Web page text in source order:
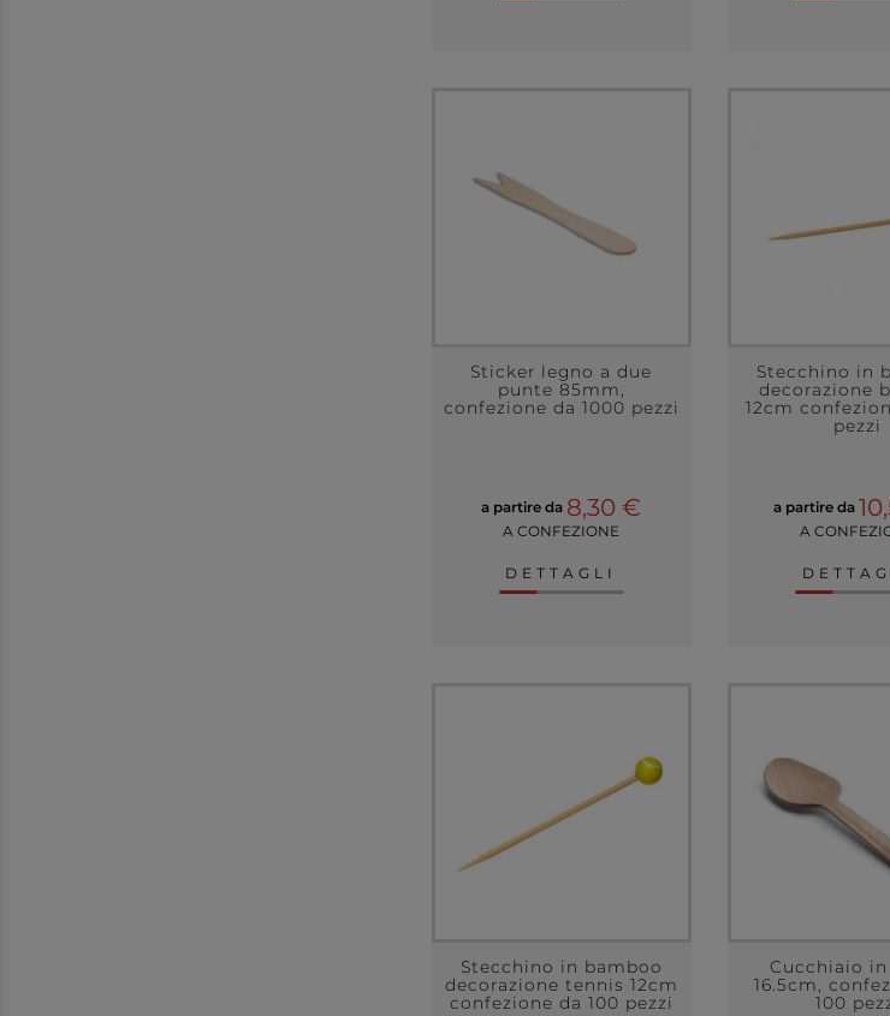
Sticker legno a due
punte 85mm,
confezione da 1000 pezzi
a partire da 8,30 €
A CONFEZIONE
DETTAGLI
Stecchino in
decorazione
12cm
pezzi
a partire da
A
Stecchino in bamboo
decorazione tennis 12cm
confezione da 100 pezzi
Cucchiaio
16.5cm,
100